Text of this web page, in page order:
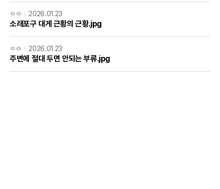
ㅇㅇ 2026.01.23
소래포구 대게 근황의 근황.jpg
ㅇㅇ 2026.01.23
주변에 절대 두면 안되는 부류.jpg